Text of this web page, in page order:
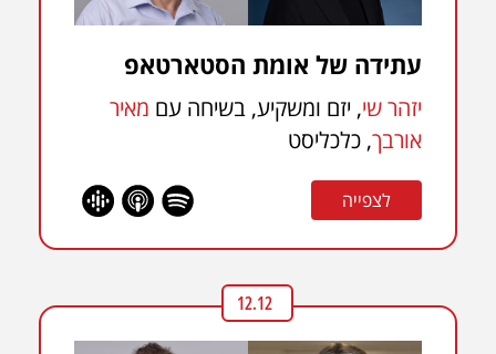
עתידה של אומת הסטארטאפ
יזהר שי, יזם ומשקיע, בשיחה עם מאיר
אורבך, כלכליסט
לצפייה
12.12